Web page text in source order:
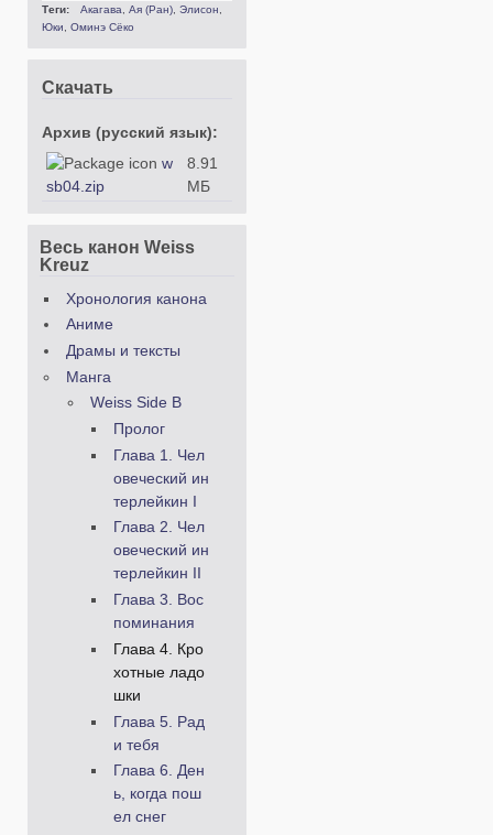
Теги: Акагава Ая (Ран) Элисон
Юки
Оминэ Сёко
Скачать
Архив (русский язык):
w
sb04.zip
8.91
МБ
Весь канон Weiss
Kreuz
Хронология канона
Аниме
Драмы и тексты
Манга
Weiss Side B
Пролог
Глава 1. Чел
овеческий ин
терлейкин I
Глава 2. Чел
овеческий ин
терлейкин II
Глава 3. Вос
поминания
Глава 4. Кро
хотные ладо
шки
Глава 5. Рад
и тебя
Глава 6. Ден
ь, когда пош
ел снег